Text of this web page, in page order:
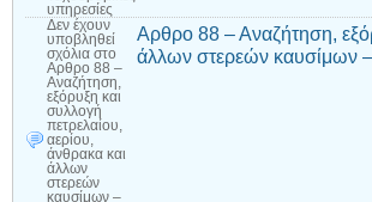
υπηρεσίες
Δεν έχουν
υποβληθεί
σχόλια στο
Αρθρο 88 –
Αναζήτηση,
εξόρυξη και
συλλογή
πετρελαίου,
αερίου,
άνθρακα και
άλλων
στερεών
καυσίμων –
Αρθρο 88 – Αναζήτηση,
άλλων στερεών καυσίμων –